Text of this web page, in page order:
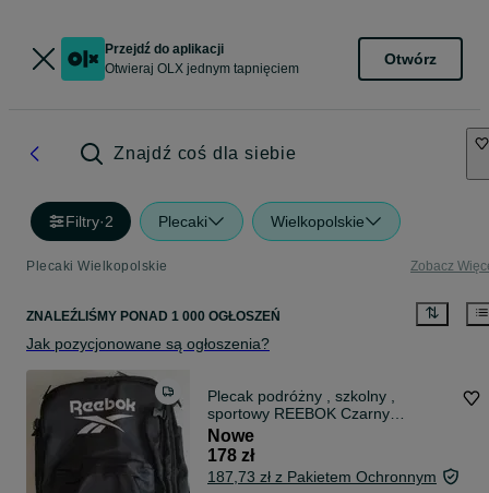
Przejdź do aplikacji
Otwieraj OLX jednym tapnięciem
Otwórz
Znajdź coś dla siebie
Filtry·2 Plecaki Wielkopolskie
Plecaki Wielkopolskie Zobacz
ZNALEŹLIŚMY PONAD 1 000 OGŁOSZEŃ
Jak pozycjonowane są ogłoszenia?
Plecak podróżny , szkolny ,
sportowy REEBOK Czarny
wodoodporny
Nowe
178 zł
187,73 zł z Pakietem Ochronnym